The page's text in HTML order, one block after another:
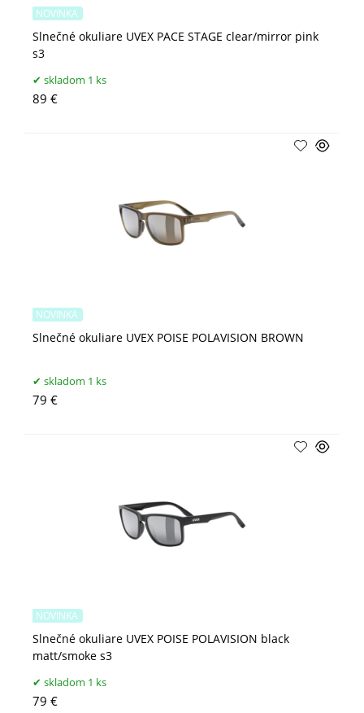
Slnečné okuliare UVEX PACE STAGE clear/mirror pink
s3
NOVINKA
skladom 1 ks
89 €
Slnečné okuliare UVEX POISE POLAVISION BROWN
NOVINKA
skladom 1 ks
79 €
Slnečné okuliare UVEX POISE POLAVISION black
matt/smoke s3
NOVINKA
skladom 1 ks
79 €